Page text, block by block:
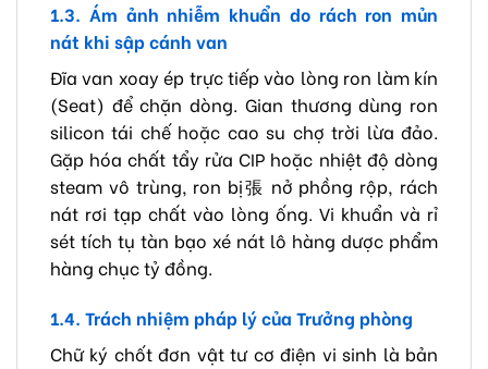
1.3. Ám ảnh nhiễm khuẩn do rách ron mủn
nát khi sập cánh van
Đĩa van xoay ép trực tiếp vào lòng ron làm kín
(Seat) để chặn dòng. Gian thương dùng ron
silicon tái chế hoặc cao su chợ trời lừa đảo.
Gặp hóa chất tẩy rửa CIP hoặc nhiệt độ dòng
steam vô trùng, ron bị張 nở phồng rộp, rách
nát rơi tạp chất vào lòng ống. Vi khuẩn và rỉ
sét tích tụ tàn bạo xé nát lô hàng dược phẩm
hàng chục tỷ đồng.
1.4. Trách nhiệm pháp lý của Trưởng phòng
Chữ ký chốt đơn vật tư cơ điện vi sinh là bản